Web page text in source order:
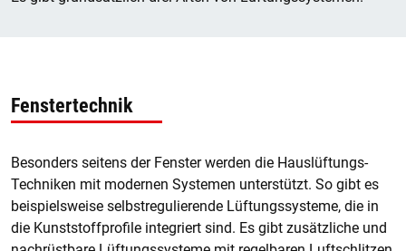
Fenstertechnik
Besonders seitens der Fenster werden die Hauslüftungs-
Techniken mit modernen Systemen unterstützt. So gibt es
beispielsweise selbstregulierende Lüftungssysteme, die in
die Kunststoffprofile integriert sind. Es gibt zusätzliche und